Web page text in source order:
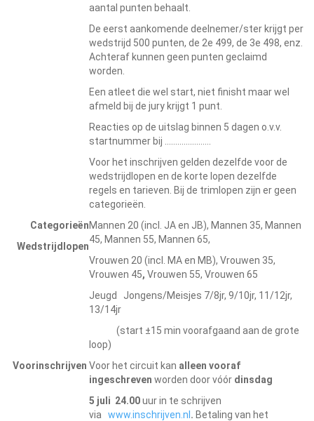
aantal punten behaalt.
De eerst aankomende deelnemer/ster krijgt per
wedstrijd 500 punten, de 2e 499, de 3e 498, enz.
Achteraf kunnen geen punten geclaimd
worden.
Een atleet die wel start, niet finisht maar wel
afmeld bij de jury krijgt 1 punt.
Reacties op de uitslag binnen 5 dagen o.v.v.
startnummer bij ………………….
Voor het inschrijven gelden dezelfde voor de
wedstrijdlopen en de korte lopen dezelfde
regels en tarieven. Bij de trimlopen zijn er geen
categorieën.
Categorieën
Wedstrijdlopen
Mannen 20 (incl. JA en JB), Mannen 35, Mannen
45, Mannen 55, Mannen 65,
Vrouwen 20 (incl. MA en MB), Vrouwen 35,
Vrouwen 45, Vrouwen 55, Vrouwen 65
Jeugd Jongens/Meisjes 7/8jr, 9/10jr, 11/12jr,
13/14jr
(start ±15 min voorafgaand aan de grote
loop)
Voorinschrijven Voor het circuit kan alleen vooraf
ingeschreven worden door vóór dinsdag
5 juli 24.00uur in te schrijven
via www.inschrijven.nl . Betaling van het